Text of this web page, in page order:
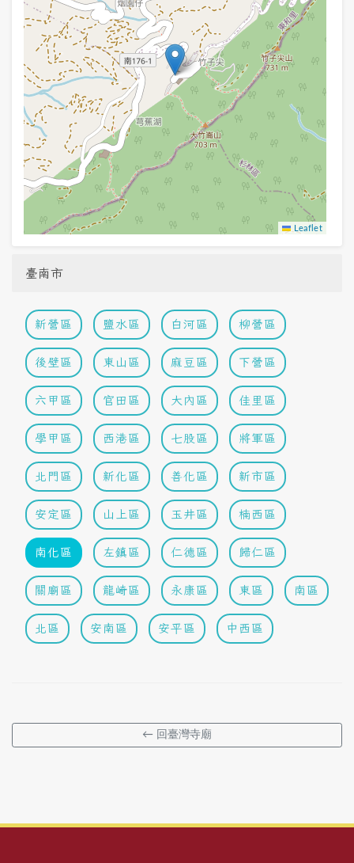
Leaflet
臺南市
新營區 鹽水區 白河區 柳營區
後壁區 東山區 麻豆區 下營區
六甲區 官田區 大內區 佳里區
學甲區 西港區 七股區 將軍區
北門區 新化區 善化區 新市區
安定區 山上區 玉井區 楠西區
南化區 左鎮區 仁德區 歸仁區
關廟區 龍崎區 永康區 東區 南區
北區 安南區 安平區 中西區
← 回臺灣寺廟